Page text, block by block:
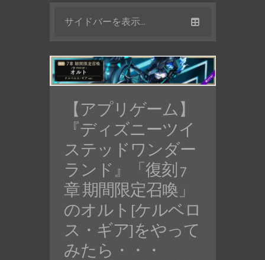
サイドバーを表示...
【アプリゲーム】
『ディズニーツイ
ステッドワンダー
ランド』「復刻 7
章 期間限定召喚」
のオルト[ケルベロ
ス・ギア]をやって
みたら・・・